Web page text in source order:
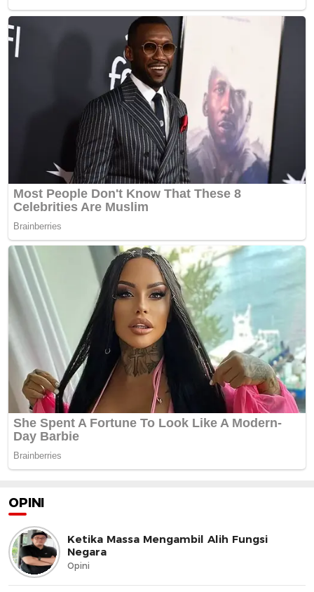
OPINI
Ketika Massa Mengambil Alih Fungsi
Negara
Opini